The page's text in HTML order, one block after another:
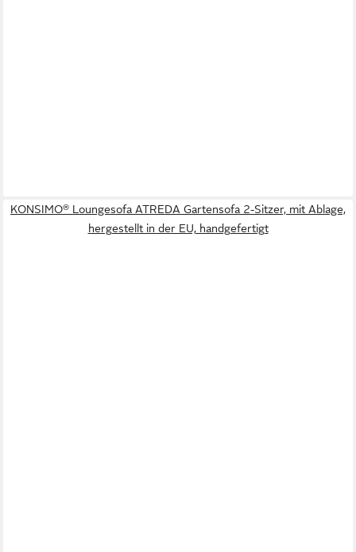
KONSIMO® Loungesofa ATREDA Gartensofa 2-Sitzer, mit Ablage,
hergestellt in der EU, handgefertigt